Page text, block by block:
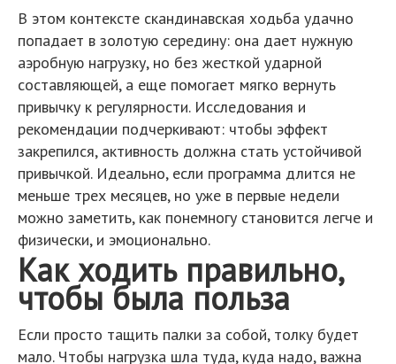
В этом контексте скандинавская ходьба удачно
попадает в золотую середину: она дает нужную
аэробную нагрузку, но без жесткой ударной
составляющей, а еще помогает мягко вернуть
привычку к регулярности. Исследования и
рекомендации подчеркивают: чтобы эффект
закрепился, активность должна стать устойчивой
привычкой. Идеально, если программа длится не
меньше трех месяцев, но уже в первые недели
можно заметить, как понемногу становится легче и
физически, и эмоционально.
Как ходить правильно,
чтобы была польза
Если просто тащить палки за собой, толку будет
мало. Чтобы нагрузка шла туда, куда надо, важна